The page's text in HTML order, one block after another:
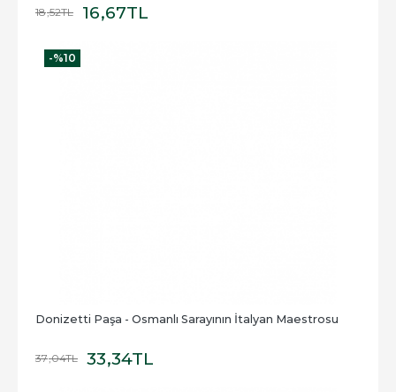
18,52TL 16,67TL
-%10
Donizetti Paşa - Osmanlı Sarayının İtalyan Maestrosu
37,04TL 33,34TL